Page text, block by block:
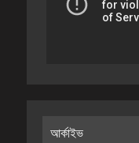
আর্কাইভ